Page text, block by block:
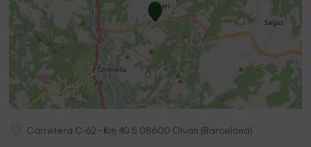
Carretera C-62 - Km 40.5 08600 Olvan ( Barcelona)